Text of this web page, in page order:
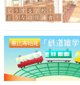
「たかすみ温泉」公式
「たかすみ温泉」
ヒノキ風呂、そし